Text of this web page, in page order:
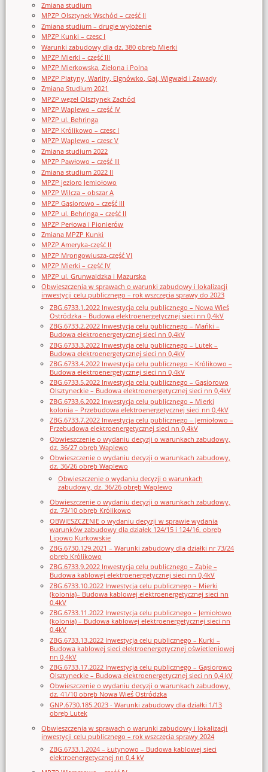
Zmiana studium
MPZP Olsztynek Wschód – część II
Zmiana studium – drugie wyłożenie
MPZP Kunki – czesc I
Warunki zabudowy dla dz. 380 obręb Mierki
MPZP Mierki – część III
MPZP Mierkowska, Zielona i Polna
MPZP Platyny, Warlity, Elgnówko, Gaj, Wigwałd i Zawady
Zmiana Studium 2021
MPZP węzeł Olsztynek Zachód
MPZP Waplewo – część IV
MPZP ul. Behringa
MPZP Królikowo – czesc I
MPZP Waplewo – czesc V
Zmiana studium 2022
MPZP Pawłowo – część III
Zmiana studium 2022 II
MPZP jezioro Jemiołowo
MPZP Wilcza – obszar A
MPZP Gąsiorowo – część III
MPZP ul. Behringa – część II
MPZP Perłowa i Pionierów
Zmiana MPZP Kunki
MPZP Ameryka-część II
MPZP Mrongowiusza-część VI
MPZP Mierki – część IV
MPZP ul. Grunwaldzka i Mazurska
Obwieszczenia w sprawach o warunki zabudowy i lokalizacji
inwestycji celu publicznego – rok wszczęcia sprawy do 2023
ZBG.6733.1.2022 Inwestycja celu publicznego – Nowa Wieś
Ostródzka – Budowa elektroenergetycznej sieci nn 0,4kV
ZBG.6733.2.2022 Inwestycja celu publicznego – Mańki –
Budowa elektroenergetycznej sieci nn 0,4kV
ZBG.6733.3.2022 Inwestycja celu publicznego – Lutek –
Budowa elektroenergetycznej sieci nn 0,4kV
ZBG.6733.4.2022 Inwestycja celu publicznego – Królikowo –
Budowa elektroenergetycznej sieci nn 0,4kV
ZBG.6733.5.2022 Inwestycja celu publicznego – Gąsiorowo
Olsztyneckie – Budowa elektroenergetycznej sieci nn 0,4kV
ZBG.6733.6.2022 Inwestycja celu publicznego – Mierki
kolonia – Przebudowa elektroenergetycznej sieci nn 0,4kV
ZBG.6733.7.2022 Inwestycja celu publicznego – Jemiołowo –
Przebudowa elektroenergetycznej sieci nn 0,4kV
Obwieszczenie o wydaniu decyzji o warunkach zabudowy,
dz. 36/27 obręb Waplewo
Obwieszczenie o wydaniu decyzji o warunkach zabudowy,
dz. 36/26 obręb Waplewo
Obwieszczenie o wydaniu decyzji o warunkach
zabudowy, dz. 36/26 obręb Waplewo
Obwieszczenie o wydaniu decyzji o warunkach zabudowy,
dz. 73/10 obręb Królikowo
OBWIESZCZENIE o wydaniu decyzji w sprawie wydania
warunków zabudowy dla działek 124/15 i 124/16, obręb
Lipowo Kurkowskie
ZBG.6730.129.2021 – Warunki zabudowy dla działki nr 73/24
obręb Królikowo
ZBG.6733.9.2022 Inwestycja celu publicznego – Ząbie –
Budowa kablowej elektroenergetycznej sieci nn 0,4kV
ZBG.6733.10.2022 Inwestycja celu publicznego – Mierki
(kolonia)– Budowa kablowej elektroenergetycznej sieci nn
0,4kV
ZBG.6733.11.2022 Inwestycja celu publicznego – Jemiołowo
(kolonia) – Budowa kablowej elektroenergetycznej sieci nn
0,4kV
ZBG.6733.13.2022 Inwestycja celu publicznego – Kurki –
Budowa kablowej sieci elektroenergetycznej oświetleniowej
nn 0,4kV
ZBG.6733.17.2022 Inwestycja celu publicznego – Gąsiorowo
Olsztyneckie – Budowa elektroenergetycznej sieci nn 0,4 kV
Obwieszczenie o wydaniu decyzji o warunkach zabudowy,
dz. 41/10 obręb Nowa Wieś Ostródzka
GNP.6730.185.2023 - Warunki zabudowy dla działki 1/13
obręb Lutek
Obwieszczenia w sprawach o warunki zabudowy i lokalizacji
inwestycji celu publicznego – rok wszczęcia sprawy 2024
ZBG.6733.1.2024 – Łutynowo – Budowa kablowej sieci
elektroenergetycznej nn 0,4 kV